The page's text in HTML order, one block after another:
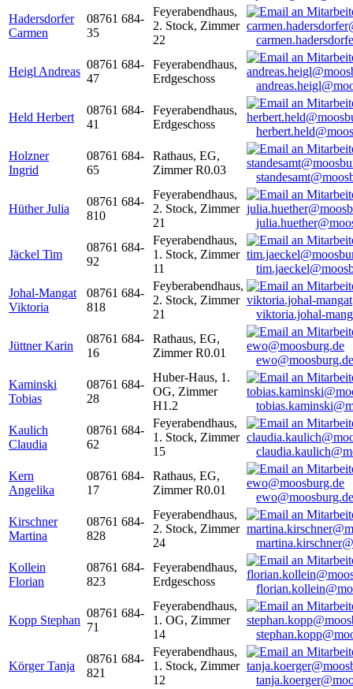
Hadersdorfer
Carmen
08761 684-
35
Feyerabendhaus,
2. Stock, Zimmer
22
Heigl Andreas
08761 684-
47
Feyerabendhaus,
Erdgeschoss
Held Herbert
08761 684-
41
Feyerabendhaus,
Erdgeschoss
Holzner
Ingrid
08761 684-
65
Rathaus, EG,
Zimmer R0.03
Hüther Julia
08761 684-
810
Feyerabendhaus,
2. Stock, Zimmer
21
Jäckel Tim
08761 684-
92
Feyerabendhaus,
1. Stock, Zimmer
11
Johal-Mangat
Viktoria
08761 684-
818
Feyberabendhaus,
2. Stock, Zimmer
21
viktoria.johal-
Jüttner Karin
08761 684-
16
Rathaus, EG,
Zimmer R0.01
ewo@moosburg.de
Kaminski
Tobias
08761 684-
28
Huber-Haus, 1.
OG, Zimmer
H1.2
Kaulich
Claudia
08761 684-
62
Feyerabendhaus,
1. Stock, Zimmer
15
Kern
Angelika
08761 684-
17
Rathaus, EG,
Zimmer R0.01
ewo@moosburg.de
Kirschner
Martina
08761 684-
828
Feyerabendhaus,
2. Stock, Zimmer
24
Kollein
Florian
08761 684-
823
Feyerabendhaus,
Erdgeschoss
Kopp Stephan
08761 684-
71
Feyerabendhaus,
1. OG, Zimmer
14
Körger Tanja
08761 684-
821
Feyerabendhaus,
1. Stock, Zimmer
12